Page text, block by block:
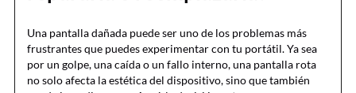
Una pantalla dañada puede ser uno de los problemas más
frustrantes que puedes experimentar con tu portátil. Ya sea
por un golpe, una caída o un fallo interno, una pantalla rota
no solo afecta la estética del dispositivo, sino que también